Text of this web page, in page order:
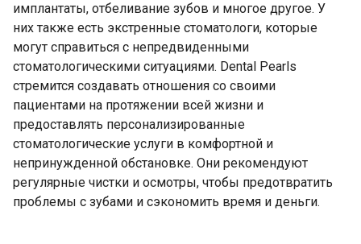
имплантаты, отбеливание зубов и многое другое. У
них также есть экстренные стоматологи, которые
могут справиться с непредвиденными
стоматологическими ситуациями. Dental Pearls
стремится создавать отношения со своими
пациентами на протяжении всей жизни и
предоставлять персонализированные
стоматологические услуги в комфортной и
непринужденной обстановке. Они рекомендуют
регулярные чистки и осмотры, чтобы предотвратить
проблемы с зубами и сэкономить время и деньги.